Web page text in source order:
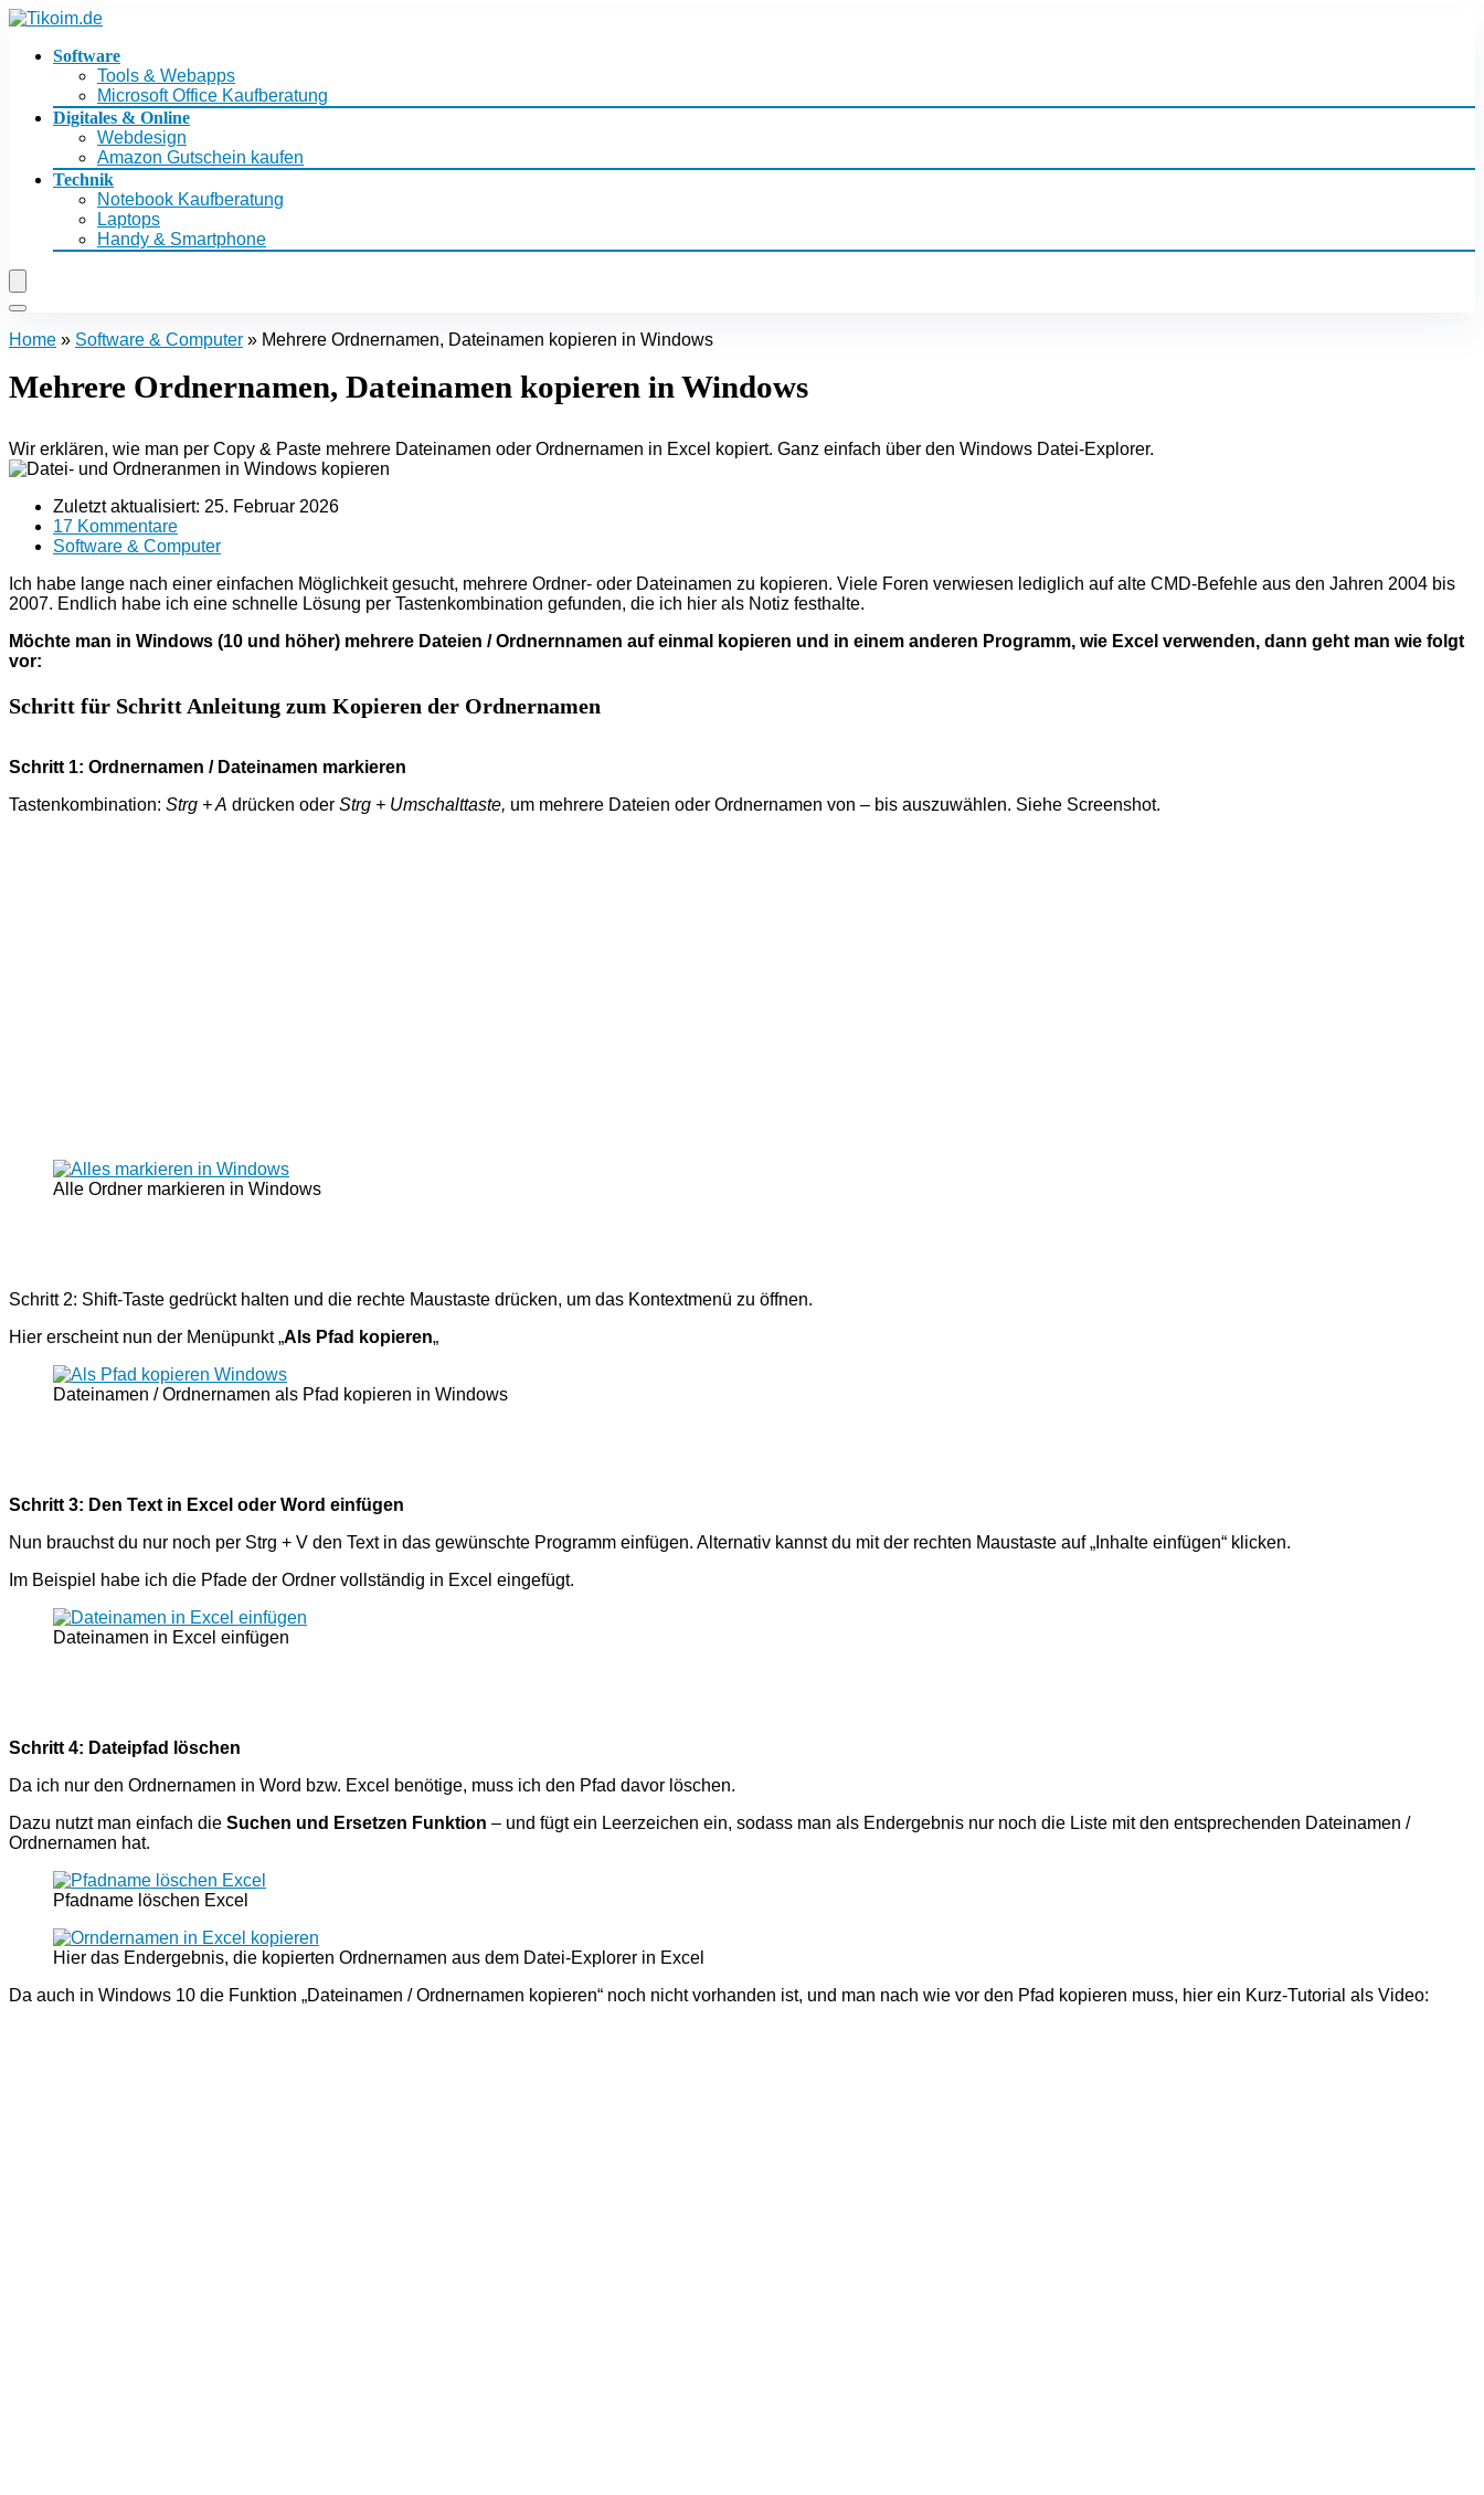
Software
Tools & Webapps
Microsoft Office Kaufberatung
Digitales & Online
Webdesign
Amazon Gutschein kaufen
Technik
Notebook Kaufberatung
Laptops
Handy & Smartphone
Home » Software & Computer » Mehrere Ordnernamen, Dateinamen kopieren in Windows
Mehrere Ordnernamen, Dateinamen kopieren in Windows
Wir erklären, wie man per Copy & Paste mehrere Dateinamen oder Ordnernamen in Excel kopiert. Ganz einfach über den Windows Datei-Explorer.
Zuletzt aktualisiert: 25. Februar 2026
17 Kommentare
Software & Computer
Ich habe lange nach einer einfachen Möglichkeit gesucht, mehrere Ordner- oder Dateinamen zu kopieren. Viele Foren verwiesen lediglich auf alte CMD‑Befehle aus den Jahren 2004 bis
2007. Endlich habe ich eine schnelle Lösung per Tastenkombination gefunden, die ich hier als Notiz festhalte.
Möchte man in Windows (10 und höher) mehrere Dateien / Ordnernnamen auf einmal kopieren und in einem anderen Programm, wie Excel verwenden, dann geht man wie folgt
vor:
Schritt für Schritt Anleitung zum Kopieren der Ordnernamen
Schritt 1: Ordnernamen / Dateinamen markieren
Tastenkombination: Strg + A drücken oder Strg + Umschalttaste, um mehrere Dateien oder Ordnernamen von – bis auszuwählen. Siehe Screenshot.
Alle Ordner markieren in Windows
Schritt 2: Shift-Taste gedrückt halten und die rechte Maustaste drücken, um das Kontextmenü zu öffnen.
Hier erscheint nun der Menüpunkt „Als Pfad kopieren„
Dateinamen / Ordnernamen als Pfad kopieren in Windows
Schritt 3: Den Text in Excel oder Word einfügen
Nun brauchst du nur noch per Strg + V den Text in das gewünschte Programm einfügen. Alternativ kannst du mit der rechten Maustaste auf „Inhalte einfügen“ klicken.
Im Beispiel habe ich die Pfade der Ordner vollständig in Excel eingefügt.
Dateinamen in Excel einfügen
Schritt 4: Dateipfad löschen
Da ich nur den Ordnernamen in Word bzw. Excel benötige, muss ich den Pfad davor löschen.
Dazu nutzt man einfach die Suchen und Ersetzen Funktion – und fügt ein Leerzeichen ein, sodass man als Endergebnis nur noch die Liste mit den entsprechenden Dateinamen /
Ordnernamen hat.
Pfadname löschen Excel
Hier das Endergebnis, die kopierten Ordnernamen aus dem Datei-Explorer in Excel
Da auch in Windows 10 die Funktion „Dateinamen / Ordnernamen kopieren“ noch nicht vorhanden ist, und man nach wie vor den Pfad kopieren muss, hier ein Kurz-Tutorial als Video: